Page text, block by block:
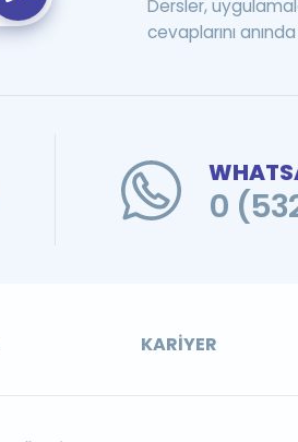
Dersler,
cevaplarını anında
0
KARIYER